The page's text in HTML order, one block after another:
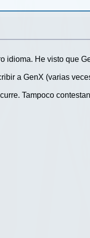
idioma. He visto que
a GenX (varias
Tampoco